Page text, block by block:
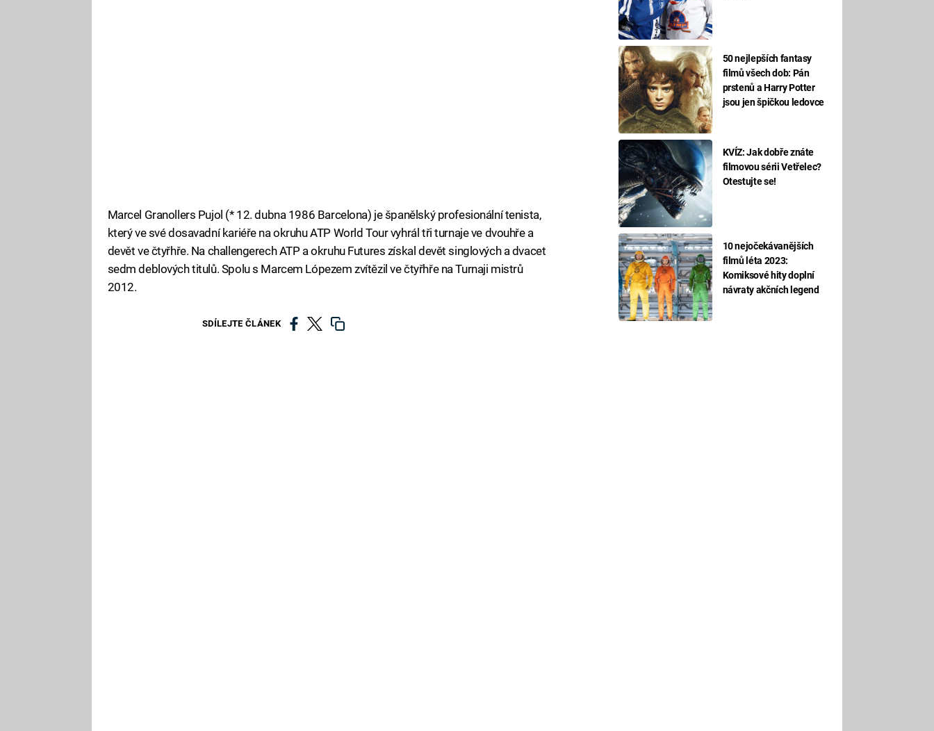
50 nejlepších fantasy
filmů všech dob: Pán
prstenů a Harry Potter
jsou jen špičkou ledovce
KVÍZ: Jak dobře znáte
filmovou sérii Vetřelec?
Otestujte se!
10 nejočekávanějších
filmů léta 2023:
Komiksové hity doplní
návraty akčních legend
Marcel Granollers Pujol (* 12. dubna 1986 Barcelona) je španělský profesionální tenista,
který ve své dosavadní kariéře na okruhu ATP World Tour vyhrál tři turnaje ve dvouhře a
devět ve čtyřhře. Na challengerech ATP a okruhu Futures získal devět singlových a dvacet
sedm deblových titulů. Spolu s Marcem Lópezem zvítězil ve čtyřhře na Turnaji mistrů
2012.
SDÍLEJTE ČLÁNEK